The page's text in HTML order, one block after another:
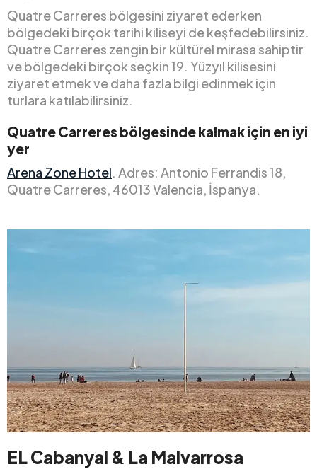
Quatre Carreres bölgesini ziyaret ederken
bölgedeki birçok tarihi kiliseyi de keşfedebilirsiniz.
Quatre Carreres zengin bir kültürel mirasa sahiptir
ve bölgedeki birçok seçkin 19. Yüzyıl kilisesini
ziyaret etmek ve daha fazla bilgi edinmek için
turlara katılabilirsiniz.
Quatre Carreres bölgesinde kalmak için en iyi
yer
Arena Zone Hotel. Adres: Antonio Ferrandis 18,
Quatre Carreres, 46013 Valencia, İspanya.
EL Cabanyal & La Malvarrosa